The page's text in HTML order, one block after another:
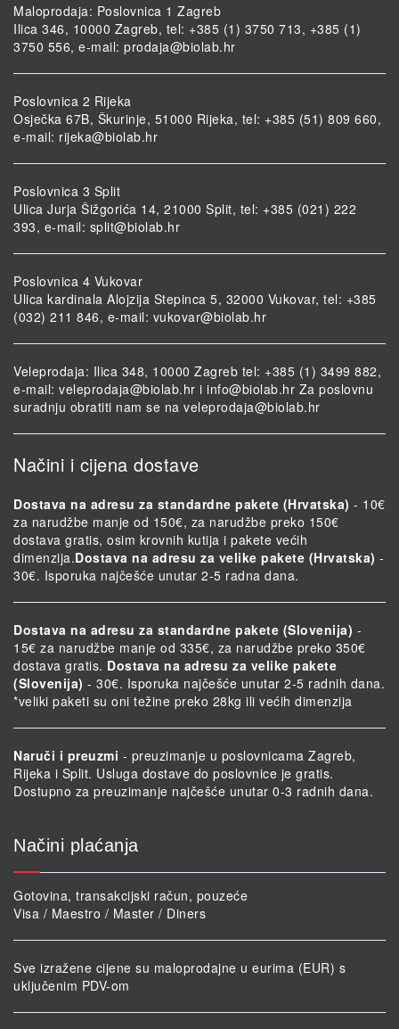
Maloprodaja: Poslovnica 1 Zagreb
Ilica 346, 10000 Zagreb, tel: +385 (1) 3750 713, +385 (1)
3750 556, e-mail: prodaja@biolab.hr
Poslovnica 2 Rijeka
Osječka 67B, Škurinje, 51000 Rijeka, tel: +385 (51) 809 660,
e-mail: rijeka@biolab.hr
Poslovnica 3 Split
Ulica Jurja Šižgorića 14, 21000 Split, tel: +385 (021) 222
393, e-mail: split@biolab.hr
Poslovnica 4 Vukovar
Ulica kardinala Alojzija Stepinca 5, 32000 Vukovar, tel: +385
(032) 211 846, e-mail: vukovar@biolab.hr
Veleprodaja: Ilica 348, 10000 Zagreb tel: +385 (1) 3499 882,
e-mail: veleprodaja@biolab.hr i info@biolab.hr Za poslovnu
suradnju obratiti nam se na veleprodaja@biolab.hr
Načini i cijena dostave
Dostava na adresu za standardne pakete (Hrvatska) - 10€
za narudžbe manje od 150€, za narudžbe preko 150€
dostava gratis, osim krovnih kutija i pakete većih
dimenzija.Dostava na adresu za velike pakete (Hrvatska) -
30€. Isporuka najčešće unutar 2-5 radna dana.
Dostava na adresu za standardne pakete (Slovenija) -
15€ za narudžbe manje od 335€, za narudžbe preko 350€
dostava gratis. Dostava na adresu za velike pakete
(Slovenija) - 30€. Isporuka najčešće unutar 2-5 radnih dana.
*veliki paketi su oni težine preko 28kg ili većih dimenzija
Naruči i preuzmi - preuzimanje u poslovnicama Zagreb,
Rijeka i Split. Usluga dostave do poslovnice je gratis.
Dostupno za preuzimanje najčešće unutar 0-3 radnih dana.
Načini plaćanja
Gotovina, transakcijski račun, pouzeće
Visa / Maestro / Master / Diners
Sve izražene cijene su maloprodajne u eurima (EUR) s
uključenim PDV-om